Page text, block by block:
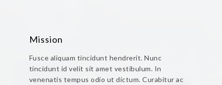
Mission
Fusce aliquam tincidunt hendrerit. Nunc
tincidunt id velit sit amet vestibulum. In
venenatis tempus odio ut dictum. Curabitur ac